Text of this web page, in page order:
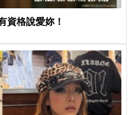
資格說愛妳！